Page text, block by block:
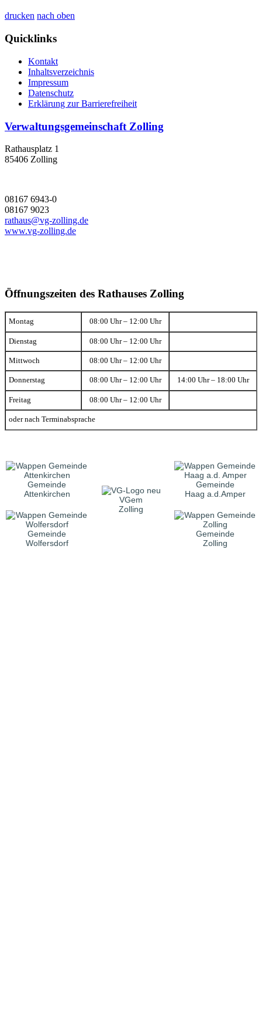
drucken nach oben
Quicklinks
Kontakt
Inhaltsverzeichnis
Impressum
Datenschutz
Erklärung zur Barrierefreiheit
Verwaltungsgemeinschaft Zolling
Rathausplatz 1
85406 Zolling
08167 6943-0
08167 9023
rathaus@vg-zolling.de
www.vg-zolling.de
Öffnungszeiten des Rathauses Zolling
Montag 08:00 Uhr – 12:00 Uhr
Dienstag 08:00 Uhr – 12:00 Uhr
Mittwoch 08:00 Uhr – 12:00 Uhr
Donnerstag 08:00 Uhr – 12:00 Uhr 14:00 Uhr – 18:00 Uhr
Freitag 08:00 Uhr – 12:00 Uhr
oder nach Terminabsprache
Gemeinde
Attenkirchen
VGem
Zolling
Gemeinde
Haag a.d.Amper
Gemeinde
Wolfersdorf
Gemeinde
Zolling